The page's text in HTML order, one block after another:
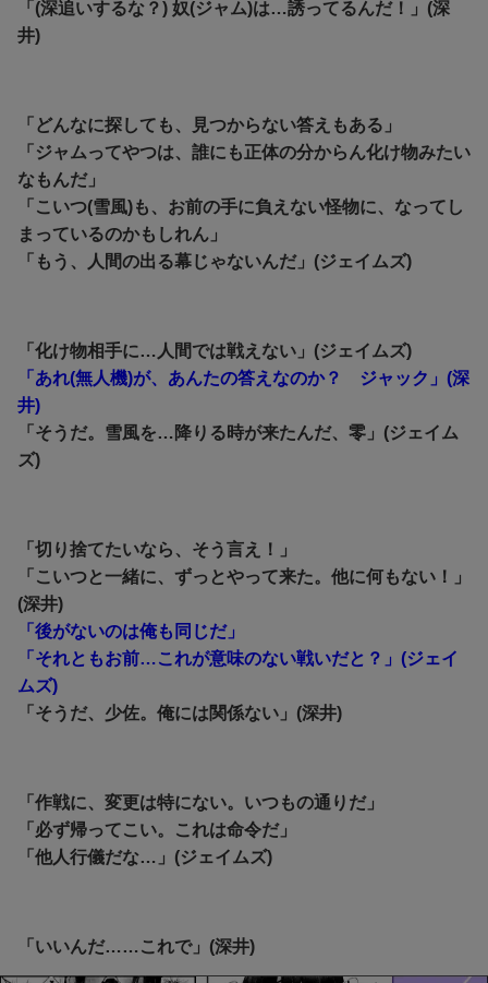
「(深追いするな？) 奴(ジャム)は…誘ってるんだ！」(深
井)
「どんなに探しても、見つからない答えもある」
「ジャムってやつは、誰にも正体の分からん化け物みたい
なもんだ」
「こいつ(雪風)も、お前の手に負えない怪物に、なってし
まっているのかもしれん」
「もう、人間の出る幕じゃないんだ」(ジェイムズ)
「化け物相手に…人間では戦えない」(ジェイムズ)
「あれ(無人機)が、あんたの答えなのか？ ジャック」(深
井)
「そうだ。雪風を…降りる時が来たんだ、零」(ジェイム
ズ)
「切り捨てたいなら、そう言え！」
「こいつと一緒に、ずっとやって来た。他に何もない！」
(深井)
「後がないのは俺も同じだ」
「それともお前…これが意味のない戦いだと？」(ジェイ
ムズ)
「そうだ、少佐。俺には関係ない」(深井)
「作戦に、変更は特にない。いつもの通りだ」
「必ず帰ってこい。これは命令だ」
「他人行儀だな…」(ジェイムズ)
「いいんだ……これで」(深井)